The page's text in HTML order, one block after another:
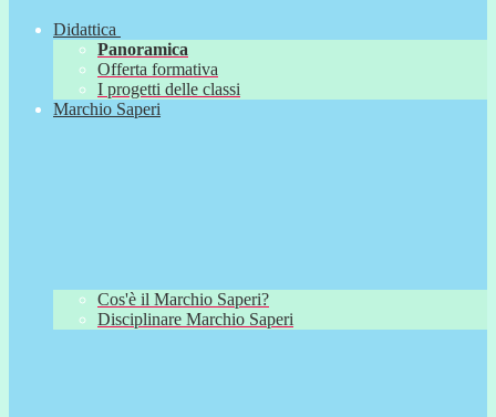
Didattica
Panoramica
Offerta formativa
I progetti delle classi
Marchio Saperi
Cos'è il Marchio Saperi?
Disciplinare Marchio Saperi